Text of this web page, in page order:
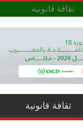
ثقافة قانونية
ثقافة قانونية